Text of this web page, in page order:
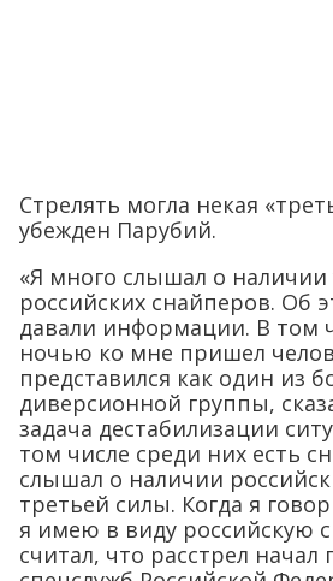
Стрелять могла некая
убежден Парубий.
«Я много слышал о
российских снайперов. Об
давали информации. В том
ночью ко мне пришел
представился как один из
диверсионной группы,
задача дестабилизации
том числе среди них есть
слышал о наличии
третьей силы. Когда я
я имею в виду российскую
считал, что расстрел начал